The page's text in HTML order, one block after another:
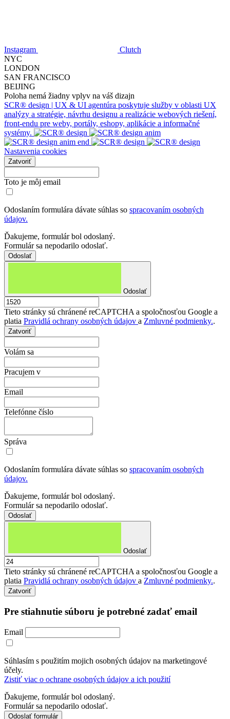
Instagram
Clutch
NYC
LONDON
SAN FRANCISCO
BEIJING
Poloha nemá žiadny vplyv na váš dizajn
SCR® design | UX & UI agentúra poskytuje služby v oblasti UX
analýzy a stratégie, návrhu designu a realizácie webových riešení,
front-endu pre weby, portály, eshopy, aplikácie a informačné
systémy.
Nastavenia cookies
Zatvoriť
Toto je môj email
Odoslaním formulára dávate súhlas so spracovaním osobných
údajov.
Ďakujeme, formulár bol odoslaný.
Formulár sa nepodarilo odoslať.
Odoslať
Tieto stránky sú chránené reCAPTCHA a spoločnosťou Google a
platia Pravidlá ochrany osobných údajov a Zmluvné podmienky..
Zatvoriť
Volám sa
Pracujem v
Email
Telefónne číslo
Správa
Odoslaním formulára dávate súhlas so spracovaním osobných
údajov.
Ďakujeme, formulár bol odoslaný.
Formulár sa nepodarilo odoslať.
Odoslať
Tieto stránky sú chránené reCAPTCHA a spoločnosťou Google a
platia Pravidlá ochrany osobných údajov a Zmluvné podmienky..
Zatvoriť
Pre stiahnutie súboru je potrebné zadať email
Email
Súhlasím s použitím mojich osobných údajov na marketingové
účely.
Zistiť viac o ochrane osobných údajov a ich použití
Ďakujeme, formulár bol odoslaný.
Formulár sa nepodarilo odoslať.